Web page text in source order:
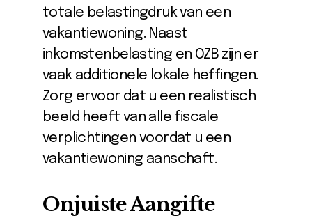
totale belastingdruk van een
vakantiewoning. Naast
inkomstenbelasting en OZB zijn er
vaak additionele lokale heffingen.
Zorg ervoor dat u een realistisch
beeld heeft van alle fiscale
verplichtingen voordat u een
vakantiewoning aanschaft.
Onjuiste Aangifte